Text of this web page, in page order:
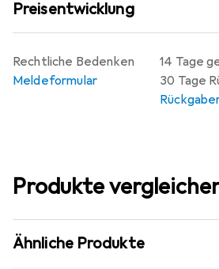
Preisentwicklung
14 Tage
30 Tage
Rechtliche Bedenken
Meldeformular
Produkte
Ähnliche Produkte